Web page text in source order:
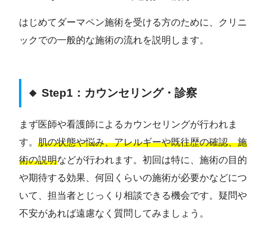
はじめてダーマペン施術を受ける方のために、クリニ
ックでの一般的な施術の流れを説明します。
🔸 Step1：カウンセリング・診察
まず医師や看護師によるカウンセリングが行われま
す。 肌の状態や悩み、アレルギーや既往歴の確認、施
術の説明などが行われます。初回は特に、施術の目的
や期待する効果、何回くらいの施術が必要かなどにつ
いて、担当者とじっくり相談できる機会です。疑問や
不安があれば遠慮なく質問してみましょう。